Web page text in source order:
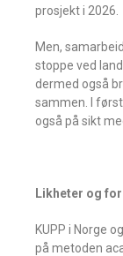
prosjekt i 2026.
Men,
stoppe ved
dermed også
sammen. I
også på sikt
Likheter og
KUPP i Norge
på metoden